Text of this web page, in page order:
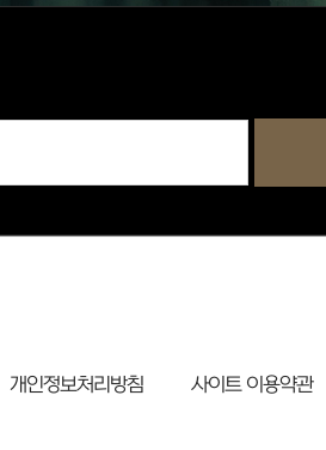
개인정보처리방침 사이트 이용약관